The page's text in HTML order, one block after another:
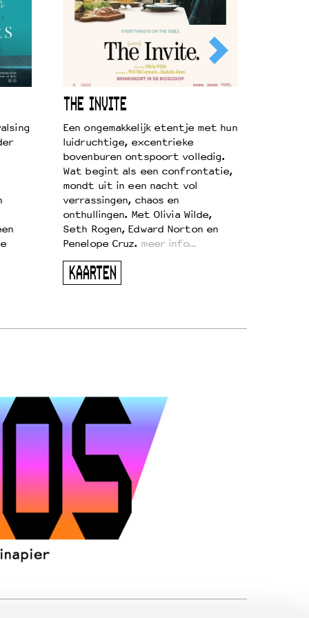
THE INVITE
Een ongemakkelijk etentje met hun
luidruchtige, excentrieke
bovenburen ontspoort volledig.
Wat begint als een confrontatie,
mondt uit in een nacht vol
verrassingen, chaos en
onthullingen. Met Olivia Wilde,
Seth Rogen, Edward Norton en
Penelope Cruz. meer info…
KAARTEN